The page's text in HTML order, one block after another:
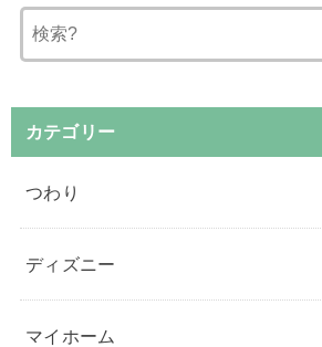
索:
カテゴリー
つわり
ディズニー
マイホーム